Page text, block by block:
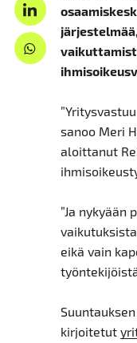
sanoo Meri
aloittanut
”Ja
eikä vain
kirjoitetut